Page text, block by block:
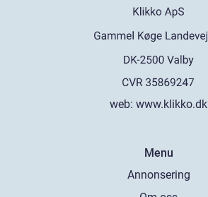
web: www.klikko.dk
Menu
Annonsering